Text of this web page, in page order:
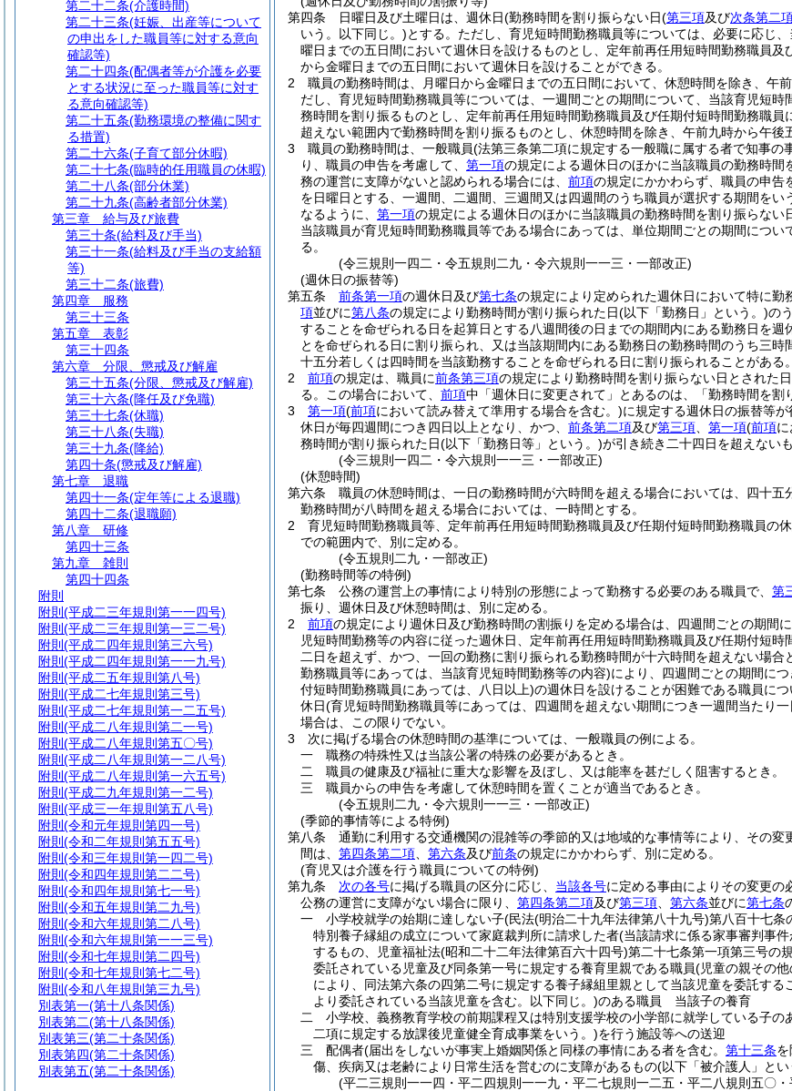
第四条
日曜日及び土曜日は、週休日(勤務時間を割り振らない日(第三項及び次条第二
いう。以下同じ。)とする。 ただし、育児短時間勤務職員等については、必要に応じ
曜日までの五日間において週休日を設けるものとし、定年前再任用短時間勤務職員
から金曜日までの五日間において週休日を設けることができる。
2
職員の勤務時間は、月曜日から金曜日までの五日間において、休憩時間を除き、午
だし、育児短時間勤務職員等については、一週間ごとの期間について、当該育児短
務時間を割り振るものとし、定年前再任用短時間勤務職員及び任期付短時間勤務職
超えない範囲内で勤務時間を割り振るものとし、休憩時間を除き、午前九時から午後
3
職員の勤務時間は、一般職員(法第三条第二項に規定する一般職に属する者で知事の
り、職員の申告を考慮して、 第一項の規定による週休日のほかに当該職員の勤務時
務の運営に支障がないと認められる場合には、 前項の規定にかかわらず、職員の申告
を日曜日とする、一週間、二週間、三週間又は四週間のうち職員が選択する期間をい
なるように、 第一項の規定による週休日のほかに当該職員の勤務時間を割り振らない
当該職員が育児短時間勤務職員等である場合にあっては、単位期間ごとの期間につ
る。
(令三規則一四二・令五規則二九・令六規則一一三・一部改正)
(週休日の振替等)
第五条
前条第一項の週休日及び第七条の規定により定められた週休日において特に勤
項並びに第八条の規定により勤務時間が割り振られた日(以下「勤務日」という。)の
することを命ぜられる日を起算日とする八週間後の日までの期間内にある勤務日を
とを命ぜられる日に割り振られ、又は当該期間内にある勤務日の勤務時間のうち三
十五分若しくは四時間を当該勤務することを命ぜられる日に割り振られることがある。
2
前項の規定は、職員に前条第三項の規定により勤務時間を割り振らない日とされた
る。
この場合において、 前項中「週休日に変更されて」とあるのは、「勤務時間を割
3
第一項(前項において読み替えて準用する場合を含む。)に規定する週休日の振替等
休日が毎四週間につき四日以上となり、かつ、 前条第二項及び第三項 第一項(前項
務時間が割り振られた日(以下「勤務日等」という。)が引き続き二十四日を超えないも
(令三規則一四二・令六規則一一三・一部改正)
(休憩時間)
第六条
職員の休憩時間は、一日の勤務時間が六時間を超える場合においては、四十五
勤務時間が八時間を超える場合においては、一時間とする。
2
育児短時間勤務職員等、定年前再任用短時間勤務職員及び任期付短時間勤務職員の休
での範囲内で、別に定める。
(令五規則二九・一部改正)
(勤務時間等の特例)
第七条
公務の運営上の事情により特別の形態によって勤務する必要のある職員で、 第
振り、週休日及び休憩時間は、別に定める。
2
前項の規定により週休日及び勤務時間の割振りを定める場合は、四週間ごとの期間
児短時間勤務等の内容に従った週休日、定年前再任用短時間勤務職員及び任期付短
二日を超えず、かつ、一回の勤務に割り振られる勤務時間が十六時間を超えない場合
勤務職員等にあっては、当該育児短時間勤務等の内容)により、四週間ごとの期間につ
付短時間勤務職員にあっては、八日以上)の週休日を設けることが困難である職員に
休日(育児短時間勤務職員等にあっては、四週間を超えない期間につき一週間当たり
場合は、この限りでない。
3
次に掲げる場合の休憩時間の基準については、一般職員の例による。
一
職務の特殊性又は当該公署の特殊の必要があるとき。
二
職員の健康及び福祉に重大な影響を及ぼし、又は能率を甚だしく阻害するとき。
三
職員からの申告を考慮して休憩時間を置くことが適当であるとき。
(令五規則二九・令六規則一一三・一部改正)
(季節的事情等による特例)
第八条
通勤に利用する交通機関の混雑等の季節的又は地域的な事情等により、その
間は、 第四条第二項 第六条及び前条の規定にかかわらず、別に定める。
(育児又は介護を行う職員についての特例)
第九条
次の各号に掲げる職員の区分に応じ、 当該各号に定める事由によりその変更の
公務の運営に支障がない場合に限り、 第四条第二項及び第三項 第六条並びに第七条
一
小学校就学の始期に達しない子(民法(明治二十九年法律第八十九号)第八百十七条
特別養子縁組の成立について家庭裁判所に請求した者(当該請求に係る家事審判事
するもの、児童福祉法(昭和二十二年法律第百六十四号)第二十七条第一項第三号の
委託されている児童及び同条第一号に規定する養育里親である職員(児童の親その
により、同法第六条の四第二号に規定する養子縁組里親として当該児童を委託する
より委託されている当該児童を含む。以下同じ。)のある職員 当該子の養育
二
小学校、義務教育学校の前期課程又は特別支援学校の小学部に就学している子
二項に規定する放課後児童健全育成事業をいう。)を行う施設等への送迎
三
配偶者(届出をしないが事実上婚姻関係と同様の事情にある者を含む。 第十三条
傷、疾病又は老齢により日常生活を営むのに支障があるもの(以下「被介護人」とい
(平二三規則一一四・平二四規則一一九・平二七規則一二五・平二八規則五〇
第二十二条(介護時間)
第二十三条(妊娠、出産等について
の申出をした職員等に対する意向
確認等)
第二十四条(配偶者等が介護を必要
とする状況に至った職員等に対す
る意向確認等)
第二十五条(勤務環境の整備に関す
る措置)
第二十六条(子育て部分休暇)
第二十七条(臨時的任用職員の休暇)
第二十八条(部分休業)
第二十九条(高齢者部分休業)
第三章
給与及び旅費
第三十条(給料及び手当)
第三十一条(給料及び手当の支給額
等)
第三十二条(旅費)
第四章
服務
第三十三条
第五章
表彰
第三十四条
第六章
分限、懲戒及び解雇
第三十五条(分限、懲戒及び解雇)
第三十六条(降任及び免職)
第三十七条(休職)
第三十八条(失職)
第三十九条(降給)
第四十条(懲戒及び解雇)
第七章
退職
第四十一条(定年等による退職)
第四十二条(退職願)
第八章
研修
第四十三条
第九章
雑則
第四十四条
附則
附則 (平成二三年規則第一一四号)
附則 (平成二三年規則第一三二号)
附則 (平成二四年規則第三六号)
附則 (平成二四年規則第一一九号)
附則 (平成二五年規則第八号)
附則 (平成二七年規則第三号)
附則 (平成二七年規則第一二五号)
附則 (平成二八年規則第二一号)
附則 (平成二八年規則第五〇号)
附則 (平成二八年規則第一二八号)
附則 (平成二八年規則第一六五号)
附則 (平成二九年規則第一二号)
附則 (平成三一年規則第五八号)
附則 (令和元年規則第四一号)
附則 (令和二年規則第五五号)
附則 (令和三年規則第一四二号)
附則 (令和四年規則第二二号)
附則 (令和四年規則第七一号)
附則 (令和五年規則第二九号)
附則 (令和六年規則第二八号)
附則 (令和六年規則第一一三号)
附則 (令和七年規則第二四号)
附則 (令和七年規則第七二号)
附則 (令和八年規則第三九号)
別表第一(第十八条関係)
別表第二(第十八条関係)
別表第三(第二十条関係)
別表第四(第二十条関係)
別表第五(第二十条関係)